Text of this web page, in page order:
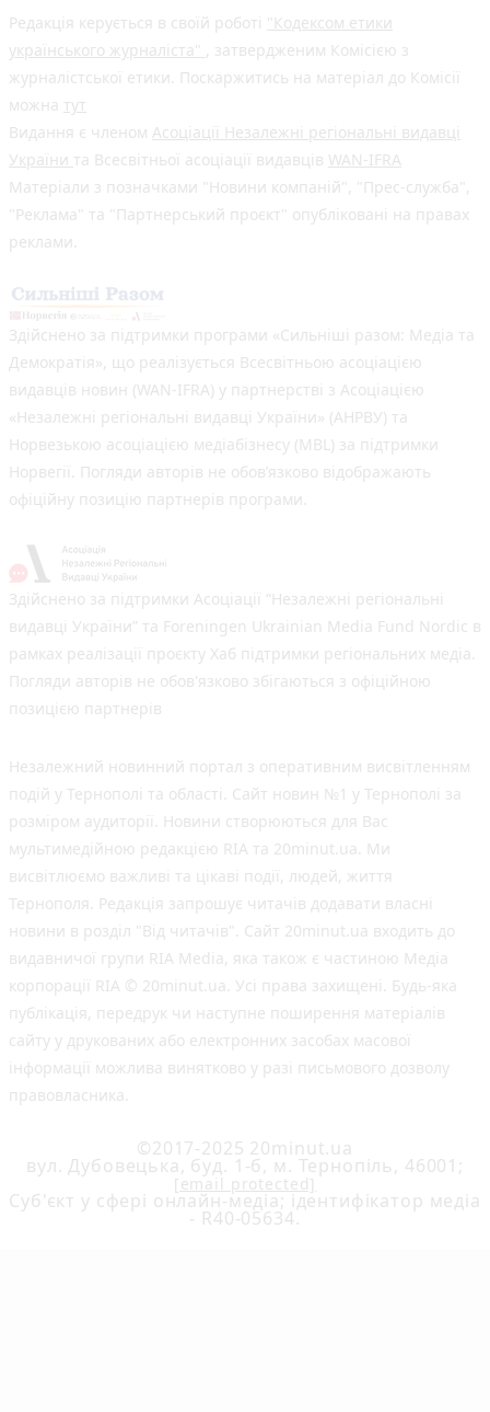
Редакція керується в своїй роботі "Кодексом етики
українського журналіста" , затвердженим Комісією з
журналістської етики. Поскаржитись на матеріал до Комісії
можна тут
Видання є членом Асоціації Незалежні регіональні видавці
України та Всесвітньої асоціації видавців WAN-IFRA
Матеріали з позначками "Новини компаній", "Прес-служба",
"Реклама" та "Партнерський проєкт" опубліковані на правах
реклами.
Здійснено за підтримки програми «Сильніші разом: Медіа та
Демократія», що реалізується Всесвітньою асоціацією
видавців новин (WAN-IFRA) у партнерстві з Асоціацією
«Незалежні регіональні видавці України» (АНРВУ) та
Норвезькою асоціацією медіабізнесу (MBL) за підтримки
Норвегії. Погляди авторів не обов’язково відображають
офіційну позицію партнерів програми.
Здійснено за підтримки Асоціації “Незалежні регіональні
видавці України” та Foreningen Ukrainian Media Fund Nordic в
рамках реалізації проєкту Хаб підтримки регіональних медіа.
Погляди авторів не обов'язково збігаються з офіційною
позицією партнерів
Незалежний новинний портал з оперативним висвітленням
подій у Тернополі та області. Сайт новин №1 у Тернополі за
розміром аудиторії. Новини створюються для Вас
мультимедійною редакцією RIA та 20minut.ua. Ми
висвітлюємо важливі та цікаві події, людей, життя
Тернополя. Редакція запрошує читачів додавати власні
новини в розділ "Від читачів". Сайт 20minut.ua входить до
видавничої групи RIA Media, яка також є частиною Медіа
корпорації RIA © 20minut.ua. Усі права захищені. Будь-яка
публiкацiя, передрук чи наступне поширення матеріалів
сайту у друкованих або електронних засобах масової
інформації можлива винятково у разі письмового дозволу
правовласника.
©2017-2025 20minut.ua
вул. Дубовецька, буд. 1-б, м. Тернопіль, 46001;
[email protected]
Cуб'єкт у сфері онлайн-медіа; ідентифікатор медіа
- R40-05634.